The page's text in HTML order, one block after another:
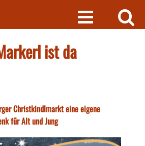
ist da
Christkindlmarkt eine eigene
für Alt und Jung